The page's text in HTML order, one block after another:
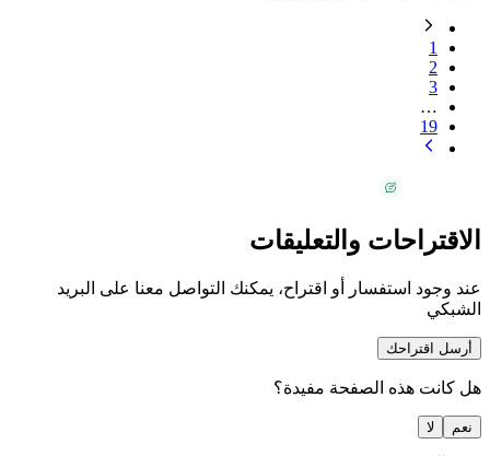
1
2
3
…
19
الاقتراحات والتعليقات
عند وجود استفسار أو اقتراح، يمكنك التواصل معنا على البريد
الشبكي
أرسل اقتراحك
هل كانت هذه الصفحة مفيدة؟
نعم لا